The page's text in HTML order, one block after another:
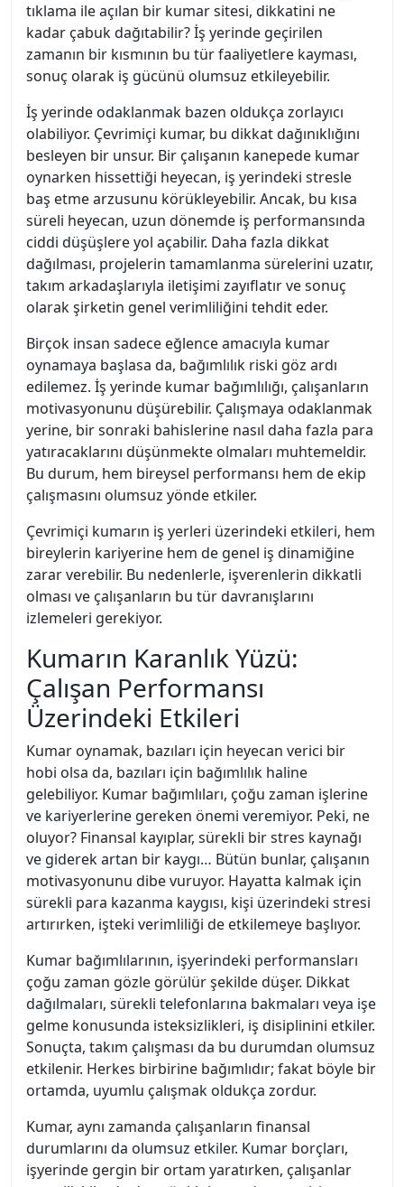
tıklama ile açılan bir kumar sitesi, dikkatini ne
kadar çabuk dağıtabilir? İş yerinde geçirilen
zamanın bir kısmının bu tür faaliyetlere kayması,
sonuç olarak iş gücünü olumsuz etkileyebilir.
İş yerinde odaklanmak bazen oldukça zorlayıcı
olabiliyor. Çevrimiçi kumar, bu dikkat dağınıklığını
besleyen bir unsur. Bir çalışanın kanepede kumar
oynarken hissettiği heyecan, iş yerindeki stresle
baş etme arzusunu körükleyebilir. Ancak, bu kısa
süreli heyecan, uzun dönemde iş performansında
ciddi düşüşlere yol açabilir. Daha fazla dikkat
dağılması, projelerin tamamlanma sürelerini uzatır,
takım arkadaşlarıyla iletişimi zayıflatır ve sonuç
olarak şirketin genel verimliliğini tehdit eder.
Birçok insan sadece eğlence amacıyla kumar
oynamaya başlasa da, bağımlılık riski göz ardı
edilemez. İş yerinde kumar bağımlılığı, çalışanların
motivasyonunu düşürebilir. Çalışmaya odaklanmak
yerine, bir sonraki bahislerine nasıl daha fazla para
yatıracaklarını düşünmekte olmaları muhtemeldir.
Bu durum, hem bireysel performansı hem de ekip
çalışmasını olumsuz yönde etkiler.
Çevrimiçi kumarın iş yerleri üzerindeki etkileri, hem
bireylerin kariyerine hem de genel iş dinamiğine
zarar verebilir. Bu nedenlerle, işverenlerin dikkatli
olması ve çalışanların bu tür davranışlarını
izlemeleri gerekiyor.
Kumarın Karanlık Yüzü:
Çalışan Performansı
Üzerindeki Etkileri
Kumar oynamak, bazıları için heyecan verici bir
hobi olsa da, bazıları için bağımlılık haline
gelebiliyor. Kumar bağımlıları, çoğu zaman işlerine
ve kariyerlerine gereken önemi veremiyor. Peki, ne
oluyor? Finansal kayıplar, sürekli bir stres kaynağı
ve giderek artan bir kaygı… Bütün bunlar, çalışanın
motivasyonunu dibe vuruyor. Hayatta kalmak için
sürekli para kazanma kaygısı, kişi üzerindeki stresi
artırırken, işteki verimliliği de etkilemeye başlıyor.
Kumar bağımlılarının, işyerindeki performansları
çoğu zaman gözle görülür şekilde düşer. Dikkat
dağılmaları, sürekli telefonlarına bakmaları veya işe
gelme konusunda isteksizlikleri, iş disiplinini etkiler.
Sonuçta, takım çalışması da bu durumdan olumsuz
etkilenir. Herkes birbirine bağımlıdır; fakat böyle bir
ortamda, uyumlu çalışmak oldukça zordur.
Kumar, aynı zamanda çalışanların finansal
durumlarını da olumsuz etkiler. Kumar borçları,
işyerinde gergin bir ortam yaratırken, çalışanlar